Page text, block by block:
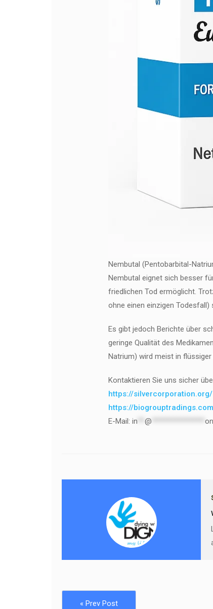
Nembutal (Pentobarbital-
Nembutal eignet sich besser
friedlichen Tod ermöglicht.
ohne einen einzigen
Es gibt jedoch Berichte über
geringe Qualität des
Natrium) wird meist in
Kontaktieren Sie uns sicher
https://silvercorporation.org/
https://biogrouptradings.com
E-Mail: in @
« Prev Post